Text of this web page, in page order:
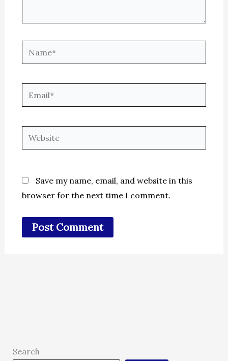
Website
Save my name, email, and website in this
browser for the next time I comment.
Search